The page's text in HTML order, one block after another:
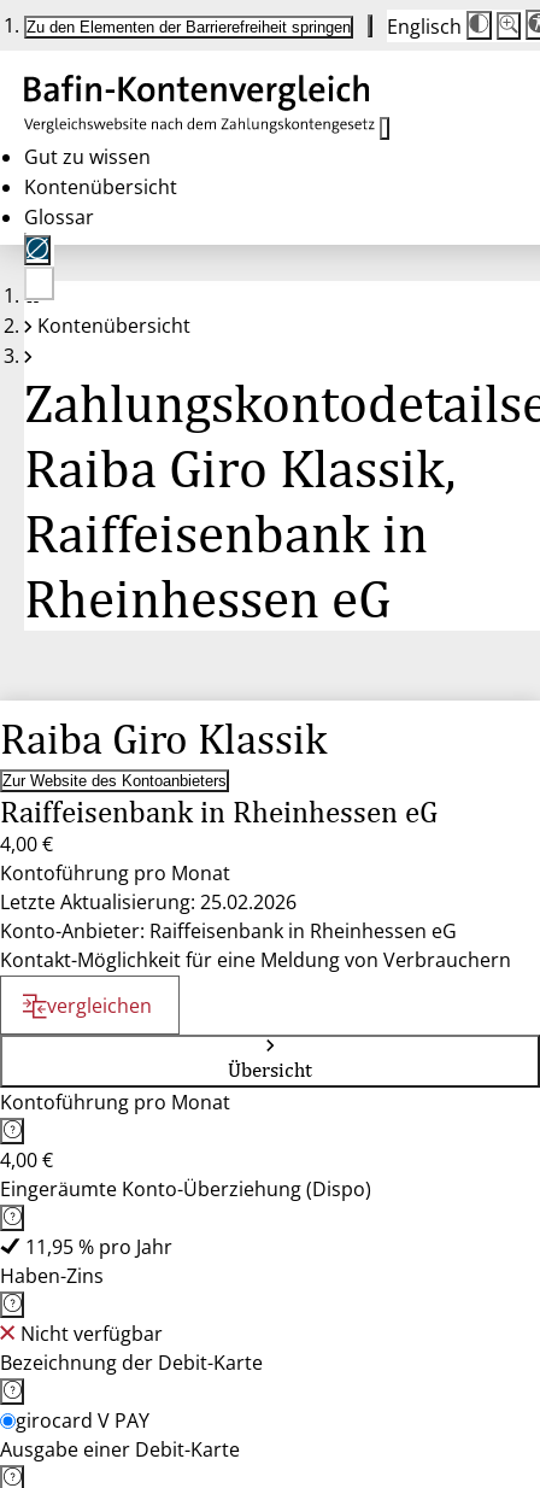
Zu den Elementen der Barrierefreiheit springen Englisch
Die
auf
100
100
Gut zu wissen
Kontenübersicht
Glossar
Keine
Konten
Kontenübersicht
Raiba Giro Klassik,
Raiffeisenbank in
Rheinhessen eG
Raiba Giro Klassik
Zur Website des Kontoanbieters
Raiffeisenbank in Rheinhessen eG
4,00 €
Kontoführung pro Monat
Letzte Aktualisierung: 25.02.2026
Konto-Anbieter: Raiffeisenbank in Rheinhessen eG
Kontakt-Möglichkeit für eine Meldung von Verbrauchern
vergleichen
Übersicht
Kontoführung pro Monat
4,00 €
Eingeräumte Konto-Überziehung (Dispo)
11,95 % pro Jahr
Haben-Zins
Nicht verfügbar
Bezeichnung der Debit-Karte
girocard V PAY
Ausgabe einer Debit-Karte